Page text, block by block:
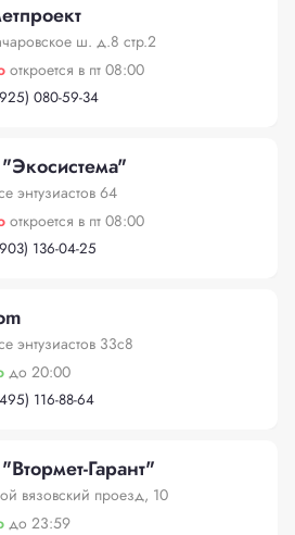
ш. д.8 стр.2
откроется в пт 08:00
080-59-34
энтузиастов 64
откроется в пт 08:00
136-04-25
энтузиастов 33с8
до 20:00
116-88-64
Гарант"
вязовский проезд, 10
до 23:59